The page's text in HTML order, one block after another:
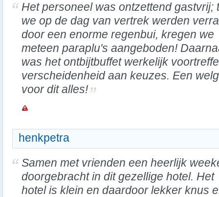
Het personeel was ontzettend gastvrij;
we op de dag van vertrek werden
door een enorme regenbui, kregen we
meteen paraplu's aangeboden!
was het ontbijtbuffet werkelijk
verscheidenheid aan keuzes. Een
voor dit alles!
henkpetra
Samen met vrienden een heerlijk
doorgebracht in dit gezellige hotel. Het
hotel is klein en daardoor lekker knus